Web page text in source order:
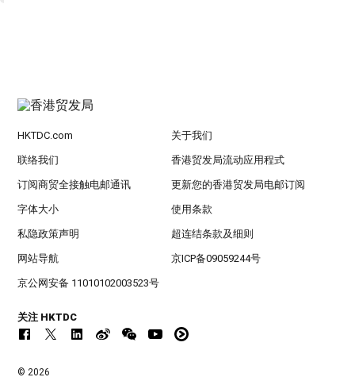
HKTDC.com 关于我们
联络我们 香港贸发局流动应用程式
订阅商贸全接触电邮通讯 更新您的香港贸发局电邮订阅
字体大小 使用条款
私隐政策声明 超连结条款及细则
网站导航 京ICP备09059244号
京公网安备 11010102003523号
关注 HKTDC
© 2026